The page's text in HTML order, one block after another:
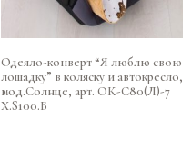
Одеяло-конверт “Я люблю свою
лошадку” в коляску и автокресло,
мод.Солнце, арт. ОК-С80(Л)-7
Х.S100.Б